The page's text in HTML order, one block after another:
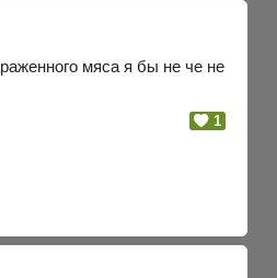
мяса я бы не че не
1